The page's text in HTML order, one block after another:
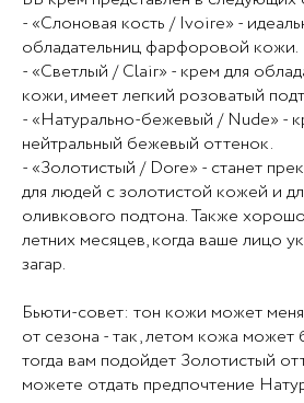
- «Слоновая кость / Ivoire» -
обладательниц фарфоровой кожи.
- «Светлый / Clair» - крем для
кожи, имеет легкий розоватый
- «Натурально-бежевый / Nude» -
нейтральный бежевый оттенок.
- «Золотистый / Dore» - станет
для людей с золотистой кожей и
оливкового подтона. Также
летних месяцев, когда ваше лицо
загар.
Бьюти-совет: тон кожи может
от сезона - так, летом кожа может
тогда вам подойдет Золотистый
можете отдать предпочтение